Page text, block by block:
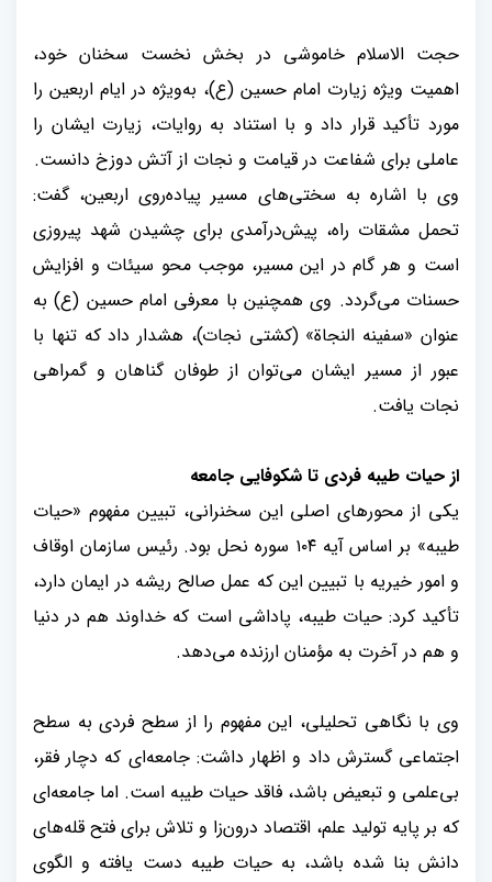
حجت الاسلام خاموشی در بخش نخست سخنان خود،
اهمیت ویژه زیارت امام حسین (ع)، به‌ویژه در ایام اربعین را
مورد تأکید قرار داد و با استناد به روایات، زیارت ایشان را
عاملی برای شفاعت در قیامت و نجات از آتش دوزخ دانست.
وی با اشاره به سختی‌های مسیر پیاده‌روی اربعین، گفت:
تحمل مشقات راه، پیش‌درآمدی برای چشیدن شهد پیروزی
است و هر گام در این مسیر، موجب محو سیئات و افزایش
حسنات می‌گردد. وی همچنین با معرفی امام حسین (ع) به
عنوان «سفینه النجاة» (کشتی نجات)، هشدار داد که تنها با
عبور از مسیر ایشان می‌توان از طوفان گناهان و گمراهی
نجات یافت.
از حیات طیبه فردی تا شکوفایی جامعه
یکی از محورهای اصلی این سخنرانی، تبیین مفهوم «حیات
طیبه» بر اساس آیه۱۰۴ سوره نحل بود. رئیس سازمان اوقاف
و امور خیریه با تبیین این که عمل صالح ریشه در ایمان دارد،
تأکید کرد: حیات طیبه، پاداشی است که خداوند هم در دنیا
و هم در آخرت به مؤمنان ارزنده می‌دهد.
وی با نگاهی تحلیلی، این مفهوم را از سطح فردی به سطح
اجتماعی گسترش داد و اظهار داشت: جامعه‌ای که دچار فقر،
بی‌علمی و تبعیض باشد، فاقد حیات طیبه است. اما جامعه‌ای
که بر پایه تولید علم، اقتصاد درون‌زا و تلاش برای فتح قله‌های
دانش بنا شده باشد، به حیات طیبه دست یافته و الگوی